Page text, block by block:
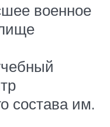
военное
состава им.